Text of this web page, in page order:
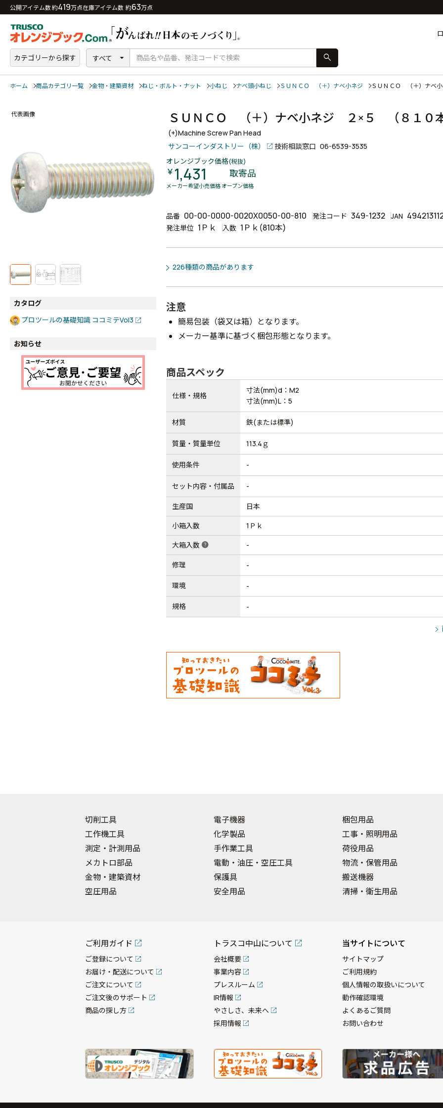
公開アイテム数 約419万点在庫アイテム数 約63万点
カテゴリーから探す すべて search
ホーム 商品カテゴリ一覧 金物・建築資材 ねじ・ボルト・ナット 小ねじ ナベ頭小ねじ ＳＵＮＣＯ （＋）ナベ小ネジ ＳＵＮＣＯ （＋）ナ
代表画像
カタログ
プロツールの基礎知識 ココミテVol3
お知らせ
ＳＵＮＣＯ （＋）ナベ小ネジ ２×５ （８１
(+)Machine Screw Pan Head
サンコーインダストリー（株）
技術相談窓口 06-6539-3535
オレンジブック価格(税抜)
￥ 1,431 取寄品
メーカー希望小売価格 オープン価格
品番 00-00-0000-0020X0050-00-810 発注コード 349-1232 JAN
発注単位 1Ｐｋ 入数 1Ｐｋ(810本)
226種類の商品があります
注意
簡易包装（袋又は箱）となります。
メーカー基準に基づく梱包形態となります。
商品スペック
仕様・規格
寸法(mm)d：M2
寸法(mm)L：5
材質 鉄(または標準)
質量・質量単位 113.4ｇ
使用条件 -
セット内容・付属品 -
生産国 日本
小箱入数 1Ｐｋ
大箱入数 help -
修理 -
環境 -
規格 -
切削工具
工作機工具
測定・計測用品
メカトロ部品
金物・建築資材
空圧用品
電子機器
化学製品
手作業工具
電動・油圧・空圧工具
保護具
安全用品
梱包用品
工事・照明用品
荷役用品
物流・保管用品
搬送機器
清掃・衛生用品
ご利用ガイド
ご登録について
お届け・配送について
ご注文について
ご注文後のサポート
商品の探し方
トラスコ中山について
会社概要
事業内容
プレスルーム
IR情報
やさしさ、未来へ
採用情報
当サイトについて
サイトマップ
ご利用規約
個人情報の取扱いについて
動作確認環境
よくあるご質問
お問い合わせ